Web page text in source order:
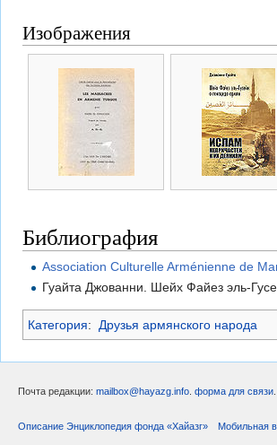
Изображения
Библиография
Association Culturelle Arménienne de
Гуайта Джованни. Шейх Файез эль-
Категория: Друзья армянского народа
Почта редакции: mailbox@hayazg.info форма для связи
Описание Энциклопедия фонда «Хайазг» Мобильная